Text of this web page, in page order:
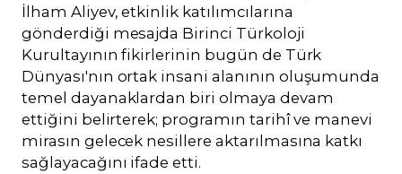
İlham Aliyev, etkinlik katılımcılarına
gönderdiği mesajda Birinci Türkoloji
Kurultayının fikirlerinin bugün de Türk
Dünyası'nın ortak insani alanının oluşumunda
temel dayanaklardan biri olmaya devam
ettiğini belirterek; programın tarihî ve manevi
mirasın gelecek nesillere aktarılmasına katkı
sağlayacağını ifade etti.